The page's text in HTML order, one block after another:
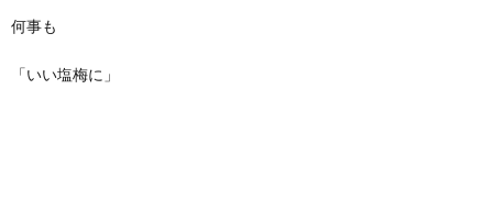
何事も
「いい塩梅に」